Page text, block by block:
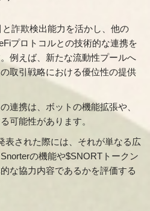
詐欺検出能力を活かし、他の
プロトコルとの技術的な連携を
例えば、新たな流動性プールへ
取引戦略における優位性の提供
連携は、ボットの機能拡張や、
可能性があります。
表された際には、それが単なる広
の機能や$SNORTトークン
な協力内容であるかを評価する